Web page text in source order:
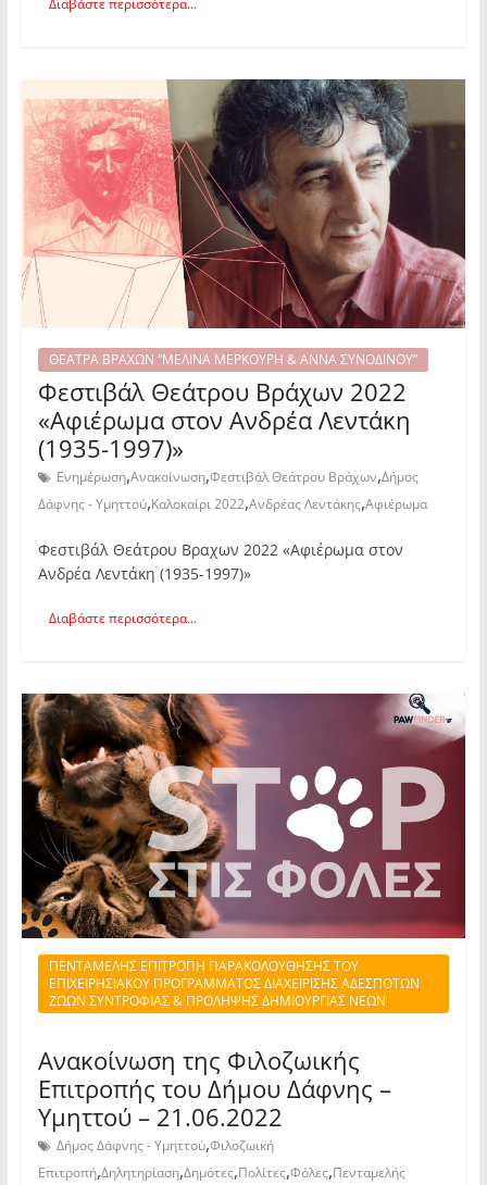
Διαβάστε περισσότερα...
ΘΕΑΤΡΑ ΒΡΑΧΩΝ “ΜΕΛΙΝΑ ΜΕΡΚΟΥΡΗ & ΑΝΝΑ ΣΥΝΟΔΙΝΟΥ”
Φεστιβάλ Θεάτρου Βράχων 2022
«Αφιέρωμα στον Ανδρέα Λεντάκη
(1935-1997)»
Ενημέρωση,Ανακοίνωση,Φεστιβάλ Θεάτρου Βράχων,Δήμος
Δάφνης - Υμηττού,Καλοκαίρι 2022,Ανδρέας Λεντάκης,Αφιέρωμα
Φεστιβάλ Θεάτρου Βραχων 2022 «Αφιέρωμα στον
Ανδρέα Λεντάκη (1935-1997)»
Διαβάστε περισσότερα...
ΠΕΝΤΑΜΕΛΗΣ ΕΠΙΤΡΟΠΗ ΠΑΡΑΚΟΛΟΥΘΗΣΗΣ ΤΟΥ
ΕΠΙΧΕΙΡΗΣΙΑΚΟΥ ΠΡΟΓΡΑΜΜΑΤΟΣ ΔΙΑΧΕΙΡΙΣΗΣ ΑΔΕΣΠΟΤΩΝ
ΖΩΩΝ ΣΥΝΤΡΟΦΙΑΣ & ΠΡΟΛΗΨΗΣ ΔΗΜΙΟΥΡΓΙΑΣ ΝΕΩΝ
Ανακοίνωση της Φιλοζωικής
Επιτροπής του Δήμου Δάφνης –
Υμηττού – 21.06.2022
Δήμος Δάφνης - Υμηττού,Φιλοζωική
Επιτροπή,Δηλητηρίαση,Δημότες,Πολίτες,Φόλες,Πενταμελής